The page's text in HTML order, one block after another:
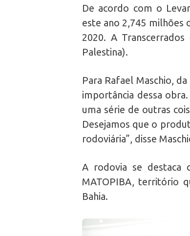
De acordo com o
este ano 2,745 milhões
2020. A
Palestina).
Para Rafael Maschio,
importância dessa
uma série de outras
Desejamos que o
rodoviária”, disse
A rodovia se destaca
MATOPIBA, território
Bahia.